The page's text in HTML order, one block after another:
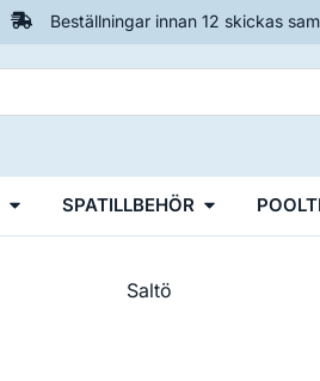
Beställningar innan 12 skickas
SPATILLBEHÖR
Saltö